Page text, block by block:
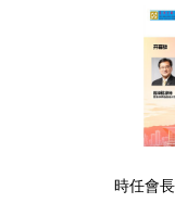
時任會